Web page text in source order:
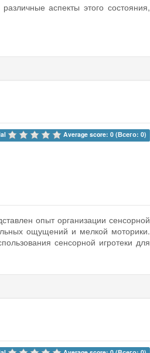
аспекты этого состояния,
Average score: 0 (Всего: 0)
опыт организации сенсорной
ощущений и мелкой моторики.
сенсорной игротеки для